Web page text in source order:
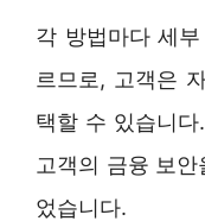
각 방법마다 세
르므로, 고객은
택할 수 있습니
고객의 금융 보
었습니다.